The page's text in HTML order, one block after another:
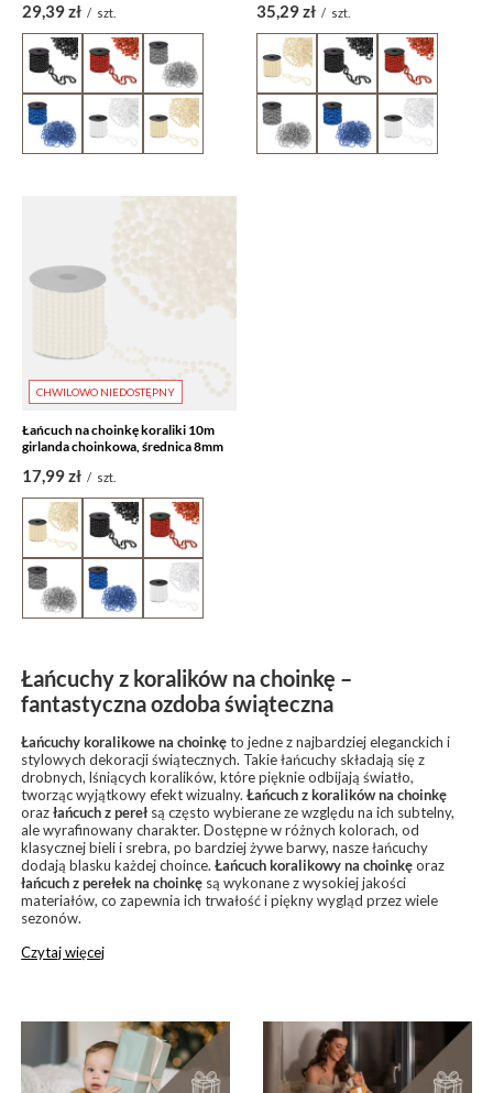
29,39 zł / szt. 35,29 zł / szt.
CHWILOWO NIEDOSTĘPNY
Łańcuch na choinkę koraliki 10m
girlanda choinkowa, średnica 8mm
17,99 zł / szt.
Łańcuchy z koralików na choinkę –
fantastyczna ozdoba świąteczna
Łańcuchy koralikowe na choinkęto jedne z najbardziej eleganckich i
stylowych dekoracji świątecznych. Takie łańcuchy składają się z
drobnych, lśniących koralików, które pięknie odbijają światło,
tworząc wyjątkowy efekt wizualny.Łańcuch z koralików na choinkę
orazłańcuch z pereł są często wybierane ze względu na ich subtelny,
ale wyrafinowany charakter. Dostępne w różnych kolorach, od
klasycznej bieli i srebra, po bardziej żywe barwy, nasze łańcuchy
dodają blasku każdej choince.Łańcuch koralikowy na choinkęoraz
łańcuch z perełek na choinkę są wykonane z wysokiej jakości
materiałów, co zapewnia ich trwałość i piękny wygląd przez wiele
sezonów.
Czytaj więcej